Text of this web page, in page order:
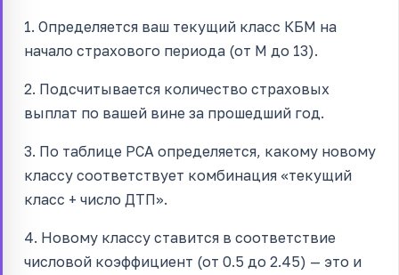
1. Определяется ваш текущий класс КБМ на
начало страхового периода (от M до 13).
2. Подсчитывается количество страховых
выплат по вашей вине за прошедший год.
3. По таблице РСА определяется, какому новому
классу соответствует комбинация «текущий
класс + число ДТП».
4. Новому классу ставится в соответствие
числовой коэффициент (от 0.5 до 2.45) — это и